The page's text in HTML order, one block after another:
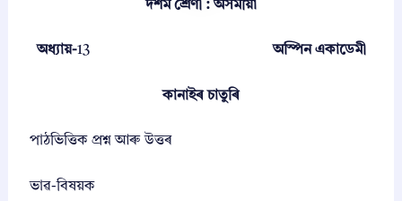
মী
হি
দশম শ্ৰেণী : অসমীয়া
অধ্যায়-13 অস্পিন একাডেমী
কানাইৰ চাতুৰি
পাঠভিত্তিক প্রশ্ন আৰু উত্তৰ
ভাৱ-বিষয়ক